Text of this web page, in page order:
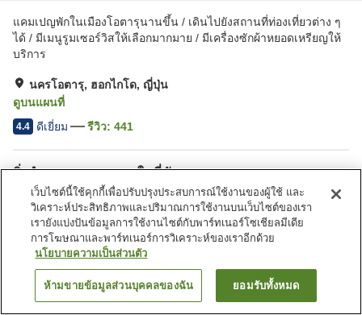
แคมเปญพักในเมืองโอตารุนานขึ้น / เดินไปยังสถานที่ท่องเที่ยวต่าง ๆ
ได้ / มีเมนูรูมเซอร์วิสให้เลือกมากมาย / มีเครื่องซักผ้าหยอดเหรียญให้
บริการ
นครโอตารุ, ฮอกไกโด, ญี่ปุ่น
ดูบนแผนที่
4.4 ดีเยี่ยม รีวิว: 441
สิ่งอำนวยความสะดวกในที่พัก
ที่จอดรถ
ห้องอาบน้ำรวม
ซาวน่า
สปา/บิวตี้ซาลอน
หน้าแรก ญี่ปุ่น ฮอกไกโด
ค้นหาห้องพัก
เว็บไซต์นี้ใช้คุกกี้เพื่อปรับปรุงประสบการณ์ใช้งานของผู้ใช้ และ
วิเคราะห์ประสิทธิภาพและปริมาณการใช้งานบนเว็บไซต์ของเรา
เรายังแบ่งปันข้อมูลการใช้งานไซต์กับพาร์ทเนอร์โซเชียลมีเดีย
การโฆษณาและพาร์ทเนอร์การวิเคราะห์ของเราอีกด้วย
นโยบายความเป็นส่วนตัว
ห้ามขายข้อมูลส่วนบุคคลของฉัน ยอมรับทั้งหมด